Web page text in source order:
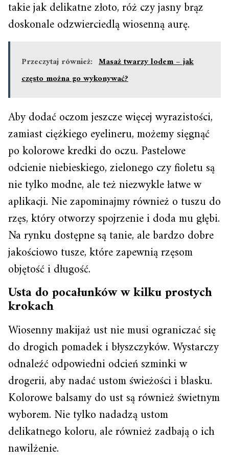
takie jak delikatne złoto, róż czy jasny brąz
doskonale odzwierciedlą wiosenną aurę.
Przeczytaj również: Masaż twarzy lodem – jak
często można go wykonywać?
Aby dodać oczom jeszcze więcej wyrazistości,
zamiast ciężkiego eyelineru, możemy sięgnąć
po kolorowe kredki do oczu. Pastelowe
odcienie niebieskiego, zielonego czy fioletu są
nie tylko modne, ale też niezwykle łatwe w
aplikacji. Nie zapominajmy również o tuszu do
rzęs, który otworzy spojrzenie i doda mu głębi.
Na rynku dostępne są tanie, ale bardzo dobre
jakościowo tusze, które zapewnią rzęsom
objętość i długość.
Usta do pocałunków w kilku prostych
krokach
Wiosenny makijaż ust nie musi ograniczać się
do drogich pomadek i błyszczyków. Wystarczy
odnaleźć odpowiedni odcień szminki w
drogerii, aby nadać ustom świeżości i blasku.
Kolorowe balsamy do ust są również świetnym
wyborem. Nie tylko nadadzą ustom
delikatnego koloru, ale również zadbają o ich
nawilżenie.